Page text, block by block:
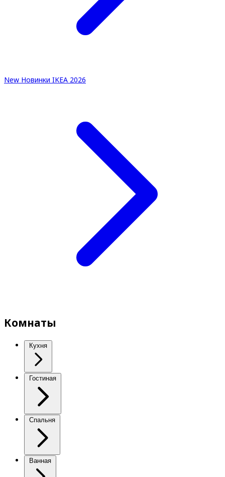
New Новинки IKEA 2026
Комнаты
Кухня
Гостиная
Спальня
Ванная